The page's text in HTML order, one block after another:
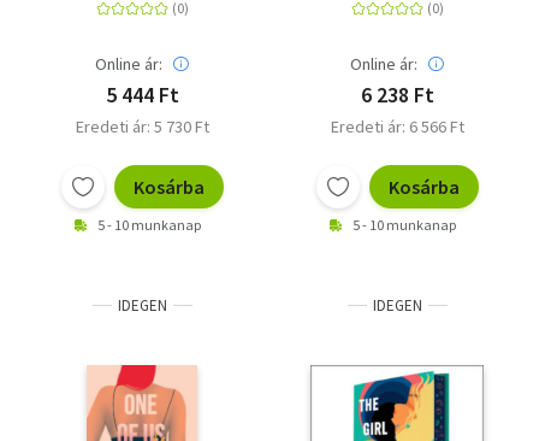
Online ár:
5 444 Ft
Eredeti ár: 5 730 Ft
Kosárba
5 - 10 munkanap
Bestsellerautorin
Familiengeheimnisse,
Lügen und ein
ungelöstes Verbrechen
Online ár:
6 238 Ft
Eredeti ár: 6 566 Ft
Kosárba
5 - 10 munkanap
IDEGEN IDEGEN